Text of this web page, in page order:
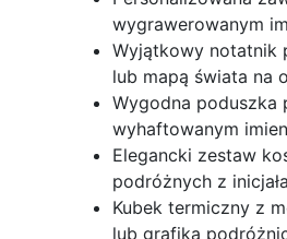
wygrawerowanym
Wyjątkowy notatnik
lub mapą świata na
Wygodna poduszka
wyhaftowanym
Elegancki zestaw
podróżnych z
Kubek termiczny z
lub grafiką